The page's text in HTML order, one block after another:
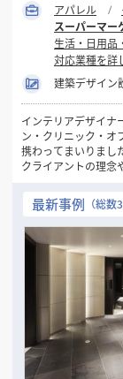
アパレル
スーパーマー
生活・日用品
対応業種を詳
建築デザイン
インテリアデザイナ
ン・クリニック・オ
携わってまいりまし
クライアントの理念
がらも、他にはな
目指してきました。
また、企画から竣
しており、意図のぶ
デザインの力で空
きる機会を心より楽
最新事例 （総数